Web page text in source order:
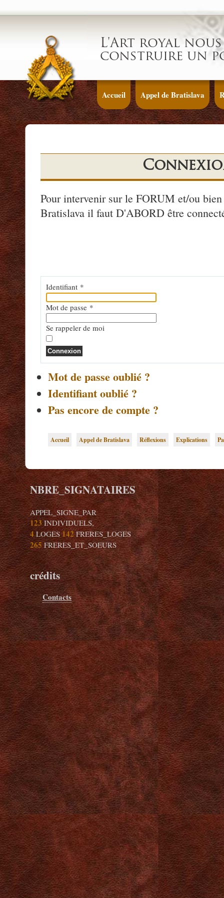
L'Art royal
construire un
Accueil Appel de Bratislava
Pour intervenir sur le FORUM et/ou
Bratislava il faut D'ABORD être
Identifiant *
Mot de passe *
Se rappeler de moi
Connexion
Mot de passe oublié ?
Identifiant oublié ?
Pas encore de compte ?
Accueil Appel de Bratislava Réflexions Explications
NBRE_SIGNATAIRES
APPEL_SIGNE_PAR
123INDIVIDUELS,
4LOGES142FRERES_LOGES
265FRERES_ET_SOEURS
crédits
Contacts